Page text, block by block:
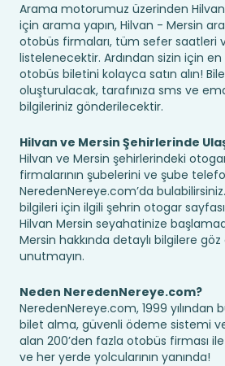
Arama motorumuz üzerinden Hilvan
için arama yapın, Hilvan - Mersin
otobüs firmaları, tüm sefer saatleri
listelenecektir. Ardından sizin için
otobüs biletini kolayca satın alın!
oluşturulacak, tarafınıza sms ve
bilgileriniz gönderilecektir.
Hilvan ve Mersin Şehirlerinde
Hilvan ve Mersin şehirlerindeki
firmalarının şubelerini ve şube
NeredenNereye.com’da
bilgileri için ilgili şehrin otogar
Hilvan Mersin seyahatinize
Mersin hakkında detaylı bilgilere
unutmayın.
Neden NeredenNereye.com?
NeredenNereye.com, 1999 yılından
bilet alma, güvenli ödeme sistemi
alan 200’den fazla otobüs firması
ve her yerde yolcularının yanında!